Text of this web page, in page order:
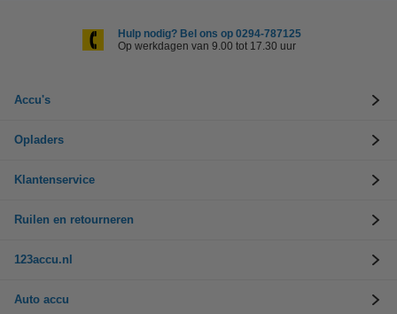
Hulp nodig? Bel ons op 0294-787125
Op werkdagen van 9.00 tot 17.30 uur
Accu's
Opladers
Klantenservice
Ruilen en retourneren
123accu.nl
Auto accu